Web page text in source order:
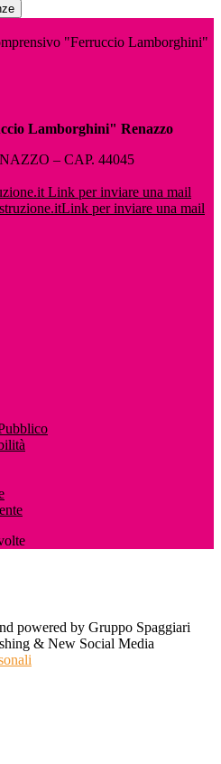
"Ferruccio Lamborghini"
Lamborghini" Renazzo
– CAP. 44045
Link per inviare una mail
Link per inviare una mail
powered by Gruppo Spaggiari
& New Social Media